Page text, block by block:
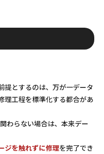
提とするのは、万が一データ
理工程を標準化する都合があ
わらない場合は、本来デー
ジを触れずに修理を完了でき